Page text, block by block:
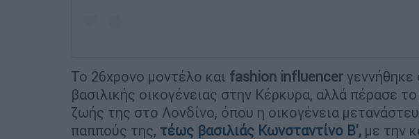
Το 26χρονο μοντέλο και fashion influencer γεννήθηκε
βασιλικής οικογένειας στην Κέρκυρα, αλλά πέρασε
ζωής της στο Λονδίνο, όπου η οικογένεια
παππούς της, τέως βασιλιάς Κωνσταντίνο Β', με την